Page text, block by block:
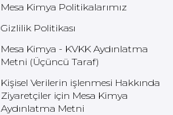
Mesa Kimya Politikalarımız
Gizlilik Politikası
Mesa Kimya - KVKK Aydınlatma
Metni (Üçüncü Taraf)
Kişisel Verilerin işlenmesi Hakkında
Ziyaretçiler için Mesa Kimya
Aydınlatma Metni